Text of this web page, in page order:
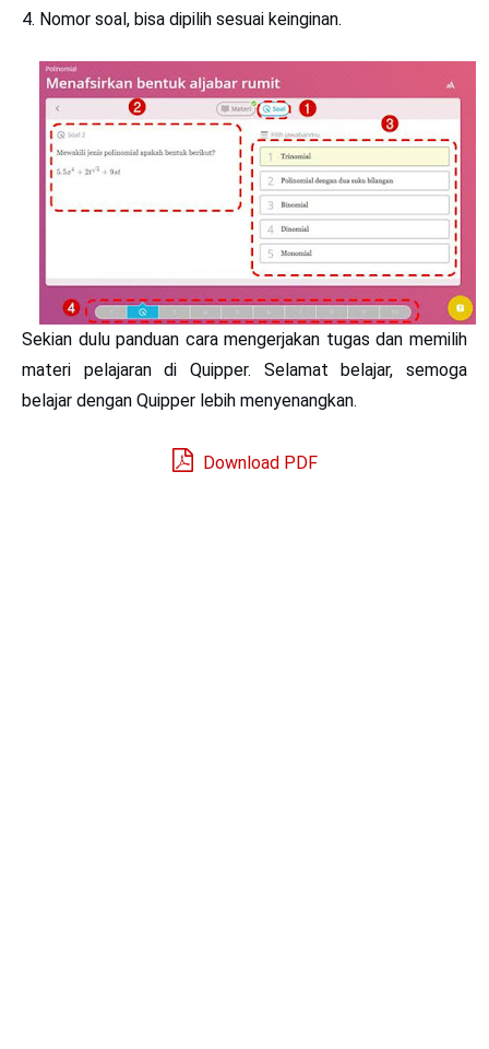
Nomor soal, bisa dipilih sesuai keinginan.
Sekian dulu panduan cara mengerjakan tugas dan memilih
materi pelajaran di Quipper. Selamat belajar, semoga
belajar dengan Quipper lebih menyenangkan.
Download PDF